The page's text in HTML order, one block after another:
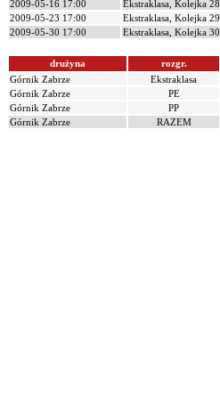
2009-05-16 17:00
Ekstraklasa, Kolejka 28
2009-05-23 17:00
Ekstraklasa, Kolejka 29
2009-05-30 17:00
Ekstraklasa, Kolejka 30
drużyna rozgr.
Górnik Zabrze
Ekstraklasa
Górnik Zabrze
PE
Górnik Zabrze
PP
Górnik Zabrze
RAZEM